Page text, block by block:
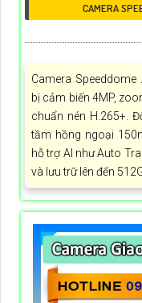
CAMERA
Camera Speeddome
bị cảm biến 4MP,
chuẩn nén H.265+.
tầm hồng ngoại
hỗ trợ AI như Auto
và lưu trữ lên đến